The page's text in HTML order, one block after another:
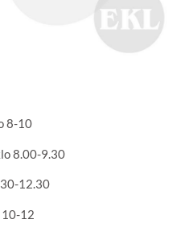
8-10
8.00-9.30
12.30
10-12